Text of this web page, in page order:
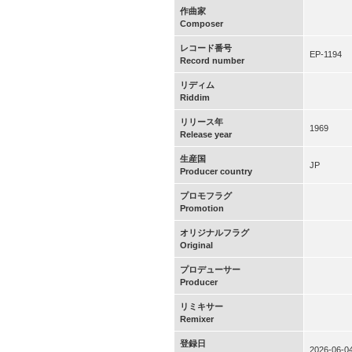
作曲家
Composer
レコード番号
Record number
EP-1194
リディム
Riddim
リリース年
Release year
1969
生産国
Producer country
JP
プロモフラグ
Promotion
オリジナルフラグ
Original
プロデューサー
Producer
リミキサー
Remixer
登録日
2026-06-